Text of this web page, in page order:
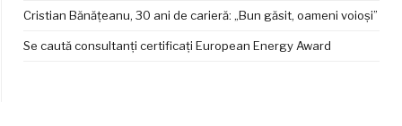
Cristian Bănățeanu, 30 ani de carieră: „Bun găsit, oameni voioși”
Se caută consultanți certificați European Energy Award